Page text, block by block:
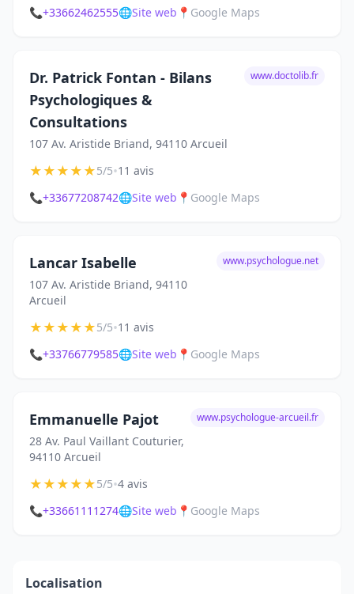
📞+33662462555🌐Site web 📍 Google Maps
Dr. Patrick Fontan - Bilans
Psychologiques &
Consultations
107 Av. Aristide Briand, 94110 Arcueil
www.doctolib.fr
★★★★★5/5•11 avis
📞+33677208742🌐Site web 📍 Google Maps
Lancar Isabelle
107 Av. Aristide Briand, 94110
Arcueil
www.psychologue.net
★★★★★5/5•11 avis
📞+33766779585🌐Site web 📍 Google Maps
Emmanuelle Pajot
28 Av. Paul Vaillant Couturier,
94110 Arcueil
www.psychologue-arcueil.fr
★★★★★5/5•4 avis
📞+33661111274🌐Site web 📍 Google Maps
Localisation